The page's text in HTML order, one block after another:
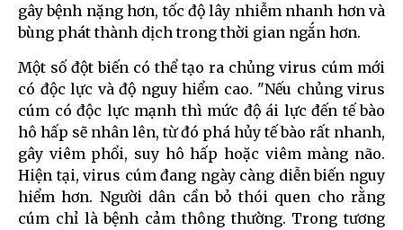
gây bệnh nặng hơn, tốc độ lây nhiễm nhanh hơn và
bùng phát thành dịch trong thời gian ngắn hơn.
Một số đột biến có thể tạo ra chủng virus cúm mới
có độc lực và độ nguy hiểm cao. "Nếu chủng virus
cúm có độc lực mạnh thì mức độ ái lực đến tế bào
hô hấp sẽ nhân lên, từ đó phá hủy tế bào rất nhanh,
gây viêm phổi, suy hô hấp hoặc viêm màng não.
Hiện tại, virus cúm đang ngày càng diễn biến nguy
hiểm hơn. Người dân cần bỏ thói quen cho rằng
cúm chỉ là bệnh cảm thông thường. Trong tương